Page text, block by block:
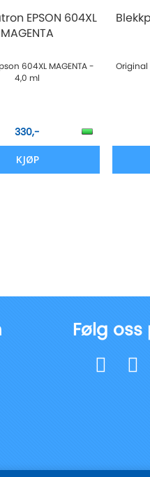
EPSON 604XL
MAGENTA
604XL MAGENTA -
4,0 ml
330,-
KJØP
Original
Følg oss